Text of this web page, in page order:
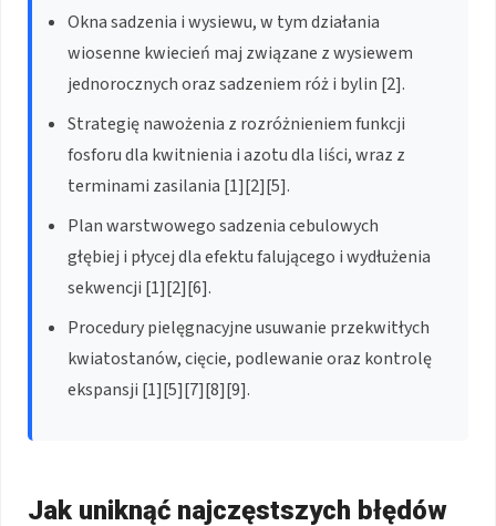
Okna sadzenia i wysiewu, w tym działania
wiosenne kwiecień maj związane z wysiewem
jednorocznych oraz sadzeniem róż i bylin [2].
Strategię nawożenia z rozróżnieniem funkcji
fosforu dla kwitnienia i azotu dla liści, wraz z
terminami zasilania [1][2][5].
Plan warstwowego sadzenia cebulowych
głębiej i płycej dla efektu falującego i wydłużenia
sekwencji [1][2][6].
Procedury pielęgnacyjne usuwanie przekwitłych
kwiatostanów, cięcie, podlewanie oraz kontrolę
ekspansji [1][5][7][8][9].
Jak uniknąć najczęstszych błędów